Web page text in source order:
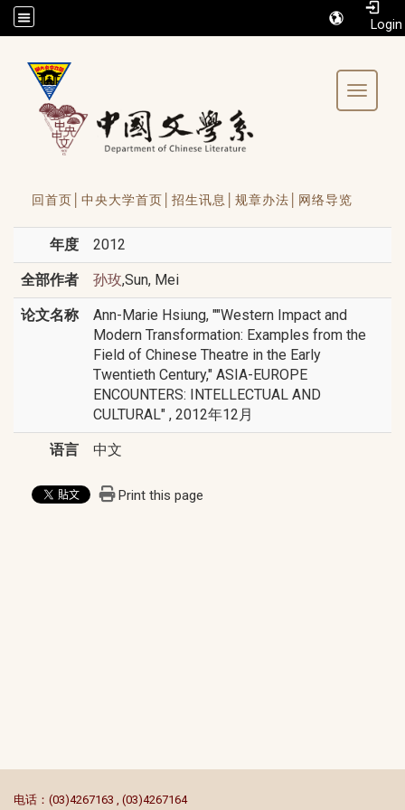
/accesskey"" title="Toolbar">:::
Toggle
回首页│ 中央大学首页│ 招生讯息│ 规章办法│ 网络导览
年度 2012
全部作者 孙玫,Sun, Mei
论文名称
Ann-Marie Hsiung, ""Western Impact and
Modern Transformation: Examples from the
Field of Chinese Theatre in the Early
Twentieth Century," ASIA-EUROPE
ENCOUNTERS: INTELLECTUAL AND
CULTURAL" , 2012年12月
语言 中文
Print this page
电话：(03)4267163 , (03)4267164